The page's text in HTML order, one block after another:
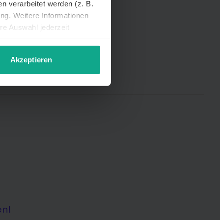
verarbeitet werden (z. B.
Weitere Informationen
Auswahl jederzeit
Akzeptieren